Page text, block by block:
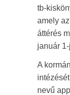
tb-
amely
áttérés
január
A
nevű